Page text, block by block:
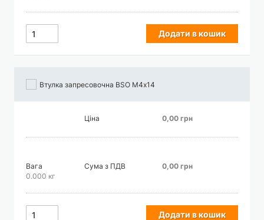
Додати в кошик
Втулка запресовочна BSO М4х14
Ціна 0,00 грн
Вага
0.000 кг
Сума з ПДВ 0,00 грн
Додати в кошик